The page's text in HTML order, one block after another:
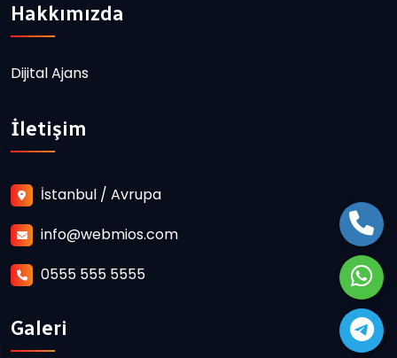
Hakkımızda
Dijital Ajans
İletişim
İstanbul / Avrupa
info@webmios.com
0555 555 5555
Galeri